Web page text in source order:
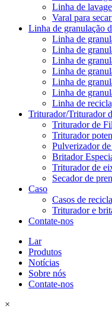
Linha de
Varal para
Linha de granulação
Linha de
Linha de
Linha de
Linha de
Linha de
Linha de
Linha de
Triturador/Triturador
Triturador de
Triturador
Pulverizador
Britador
Triturador de
Secador de
Caso
Casos de
Triturador e
Contate-nos
Lar
Produtos
Notícias
Sobre nós
Contate-nos
×